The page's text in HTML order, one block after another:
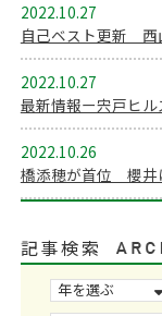
2022.10.27
自己ベスト更新 西
2022.10.27
最新情報ー宍戸ヒ
2022.10.26
橋添穂が首位 櫻井
記事検索